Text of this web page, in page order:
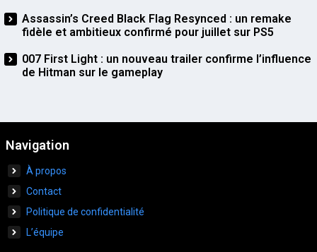
Assassin’s Creed Black Flag Resynced : un remake
fidèle et ambitieux confirmé pour juillet sur PS5
007 First Light : un nouveau trailer confirme l’influence
de Hitman sur le gameplay
Navigation
À propos
Contact
Politique de confidentialité
L’équipe